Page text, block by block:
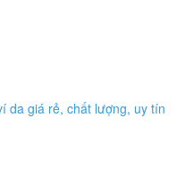
da giá rẻ, chất lượng, uy tín